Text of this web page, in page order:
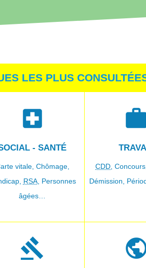
LES PLUS
local_hospital
- SANTÉ
vitale, Chômage,
RSA, Personnes
âgées…
CDD ,Concours,
Démission,
gavel